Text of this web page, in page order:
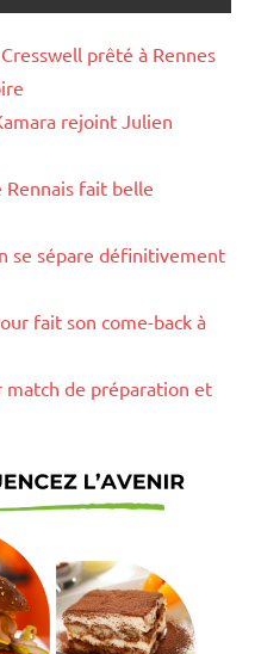
prêté à Rennes
rejoint Julien
Rennais fait belle
se sépare définitivement
fait son come-back à
match de préparation et